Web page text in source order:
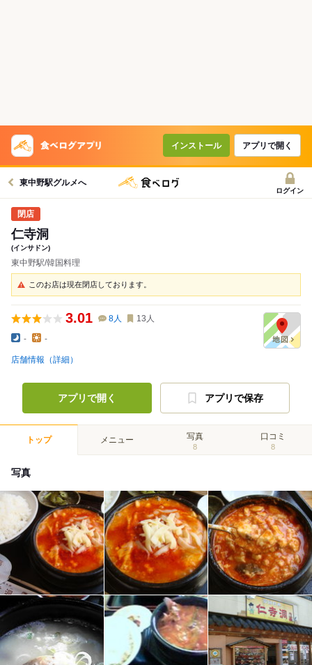
インストール アプリで開く
東中野駅グルメへ
ログイン
仁寺洞
(インサドン)
東中野駅/韓国料理
このお店は現在閉店しております。
3.01 8人 13 人
- -
店舗情報（詳細）
アプリで開く アプリで保存
トップ メニュー 写真
8
口コミ
8
写真